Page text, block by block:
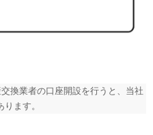
換業者の口座開設を行うと、当社
ます。